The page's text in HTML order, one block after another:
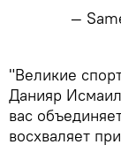
—
​"Великие
Данияр
вас
восхваляет